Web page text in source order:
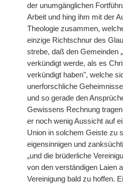
der unumgänglichen
Arbeit und hing ihm mit der
Theologie zusammen,
einzige Richtschnur des
strebe, daß den Gemeinden
verkündigt werde, als es
verkündigt haben", welche
unerforschliche
und so gerade den
Gewissens Rechnung
er noch wenig Aussicht auf
Union in solchem Geiste zu
eigensinnigen und
„und die brüderliche
von den verständigen Laien
Vereinigung bald zu hoffen.